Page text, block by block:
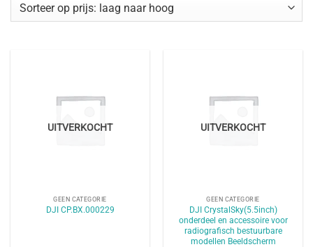
UITVERKOCHT
GEEN CATEGORIE
DJI CP.BX.000229
UITVERKOCHT
GEEN CATEGORIE
DJI CrystalSky(5.5inch)
onderdeel en accessoire voor
radiografisch bestuurbare
modellen Beeldscherm